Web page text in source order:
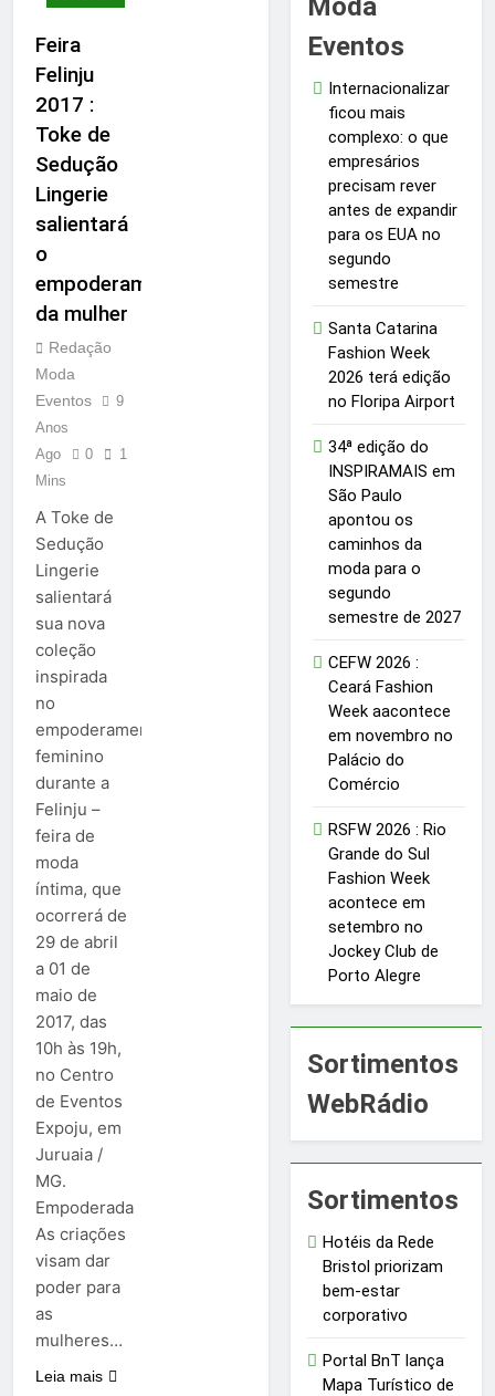
Feira
Felinju
2017 :
Toke de
Sedução
Lingerie
salientará
o
empoderamento
da mulher
Redação
Moda
Eventos
9
Anos
Ago
0
1
Mins
A Toke de
Sedução
Lingerie
salientará
sua nova
coleção
inspirada
no
empoderamento
feminino
durante a
Felinju –
feira de
moda
íntima, que
ocorrerá de
29 de abril
a 01 de
maio de
2017, das
10h às 19h,
no Centro
de Eventos
Expoju, em
Juruaia /
MG.
Empoderada
As criações
visam dar
poder para
as
mulheres…
Leia mais
Moda
Eventos
Internacionalizar
ficou mais
complexo: o que
empresários
precisam rever
antes de expandir
para os EUA no
segundo
semestre
Santa Catarina
Fashion Week
2026 terá edição
no Floripa Airport
34ª edição do
INSPIRAMAIS em
São Paulo
apontou os
caminhos da
moda para o
segundo
semestre de 2027
CEFW 2026 :
Ceará Fashion
Week aacontece
em novembro no
Palácio do
Comércio
RSFW 2026 : Rio
Grande do Sul
Fashion Week
acontece em
setembro no
Jockey Club de
Porto Alegre
Sortimentos
WebRádio
Sortimentos
Hotéis da Rede
Bristol priorizam
bem-estar
corporativo
Portal BnT lança
Mapa Turístico de